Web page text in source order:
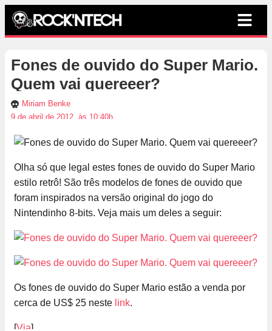
Fones de ouvido do Super Mario.
Quem vai quereeer?
Miriam Benke
9 de abril de 2012, às 10:40h
Olha só que legal estes fones de ouvido do Super Mario
estilo retrô! São três modelos de fones de ouvido que
foram inspirados na versão original do jogo do
Nintendinho 8-bits. Veja mais um deles a seguir:
Os fones de ouvido do Super Mario estão a venda por
cerca de US$ 25 neste link.
[Via]